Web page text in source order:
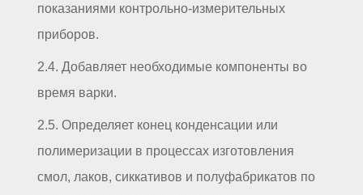
показаниями контрольно-измерительных
приборов.
2.4. Добавляет необходимые компоненты во
время варки.
2.5. Определяет конец конденсации или
полимеризации в процессах изготовления
смол, лаков, сиккативов и полуфабрикатов по